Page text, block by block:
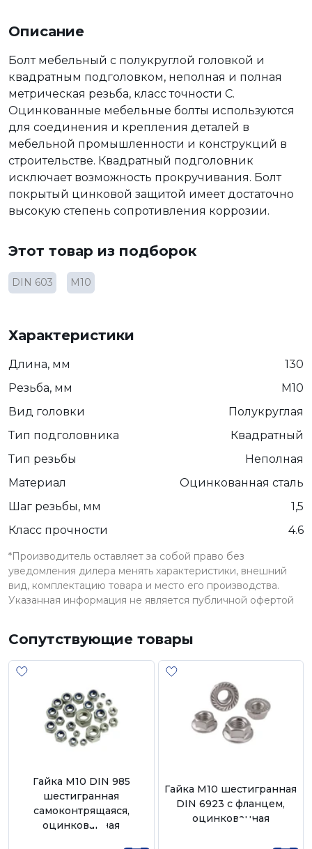
Описание
Болт мебельный с полукруглой головкой и
квадратным подголовком, неполная и полная
метрическая резьба, класс точности С.
Оцинкованные мебельные болты используются
для соединения и крепления деталей в
мебельной промышленности и конструкций в
строительстве. Квадратный подголовник
исключает возможность прокручивания. Болт
покрытый цинковой защитой имеет достаточно
высокую степень сопротивления коррозии.
Этот товар из подборок
DIN 603 М10
Характеристики
Длина, мм
130
Резьба, мм
М10
Вид головки
Полукруглая
Тип подголовника
Квадратный
Тип резьбы
Неполная
Материал
Оцинкованная сталь
Шаг резьбы, мм
1,5
Класс прочности
4.6
*Производитель оставляет за собой право без
уведомления дилера менять характеристики, внешний
вид, комплектацию товара и место его производства.
Указанная информация не является публичной офертой
Сопутствующие товары
Гайка М10 DIN 985
шестигранная
самоконтрящаяся,
оцинкованная
Гайка М10 шестигранная
DIN 6923 с фланцем,
оцинкованная